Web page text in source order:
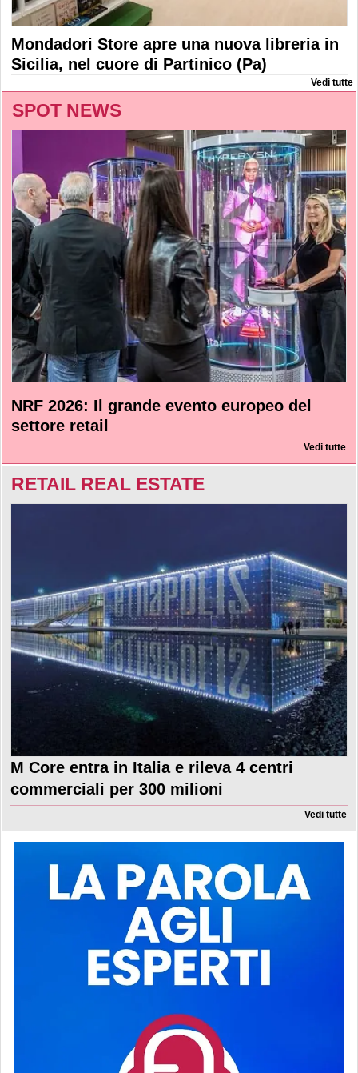
Mondadori Store apre una nuova libreria in
Sicilia, nel cuore di Partinico (Pa)
Vedi tutte
SPOT NEWS
NRF 2026: Il grande evento europeo del
settore retail
Vedi tutte
RETAIL REAL ESTATE
M Core entra in Italia e rileva 4 centri
commerciali per 300 milioni
Vedi tutte